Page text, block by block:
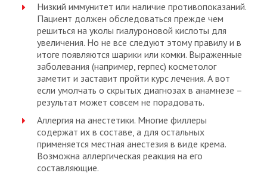
Низкий иммунитет или наличие противопоказаний.
Пациент должен обследоваться прежде чем
решиться на уколы гиалуроновой кислоты для
увеличения. Но не все следуют этому правилу и в
итоге появляются шарики или комки. Выраженные
заболевания (например, герпес) косметолог
заметит и заставит пройти курс лечения. А вот
если умолчать о скрытых диагнозах в анамнезе –
результат может совсем не порадовать.
Аллергия на анестетики. Многие филлеры
содержат их в составе, а для остальных
применяется местная анестезия в виде крема.
Возможна аллергическая реакция на его
составляющие.